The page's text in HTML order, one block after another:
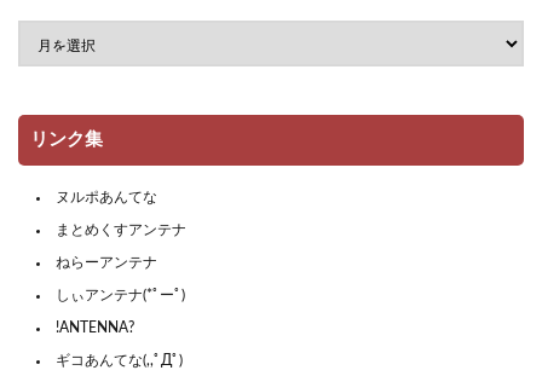
リンク集
ヌルポあんてな
まとめくすアンテナ
ねらーアンテナ
しぃアンテナ(*ﾟーﾟ)
!ANTENNA?
ギコあんてな(,,ﾟДﾟ)